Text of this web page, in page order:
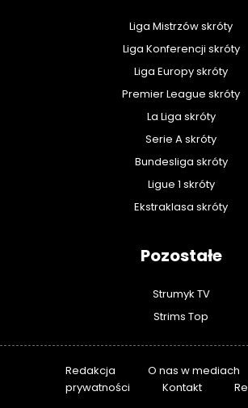
Liga Mistrzów skróty
Liga Konferencji skróty
Liga Europy skróty
Premier League skróty
La Liga skróty
Serie A skróty
Bundesliga skróty
Ligue 1 skróty
Ekstraklasa skróty
Pozostałe
Strumyk TV
Strims Top
Redakcja O nas w mediach
prywatności
Kontakt